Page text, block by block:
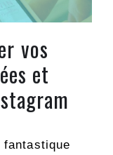
vos
et
fantastique